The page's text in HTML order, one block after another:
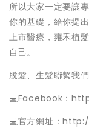
所以大家一定要讓
你的基礎，給你提
上市醫療，雍禾植
自己。
脫髮、生髮聯繫我
💻Facebook：
💻官方網址：